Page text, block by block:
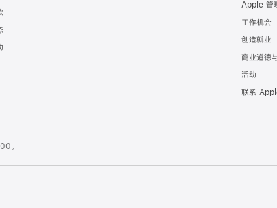
Apple 管
工作机会
创造就业
商业道德
活动
联系
。